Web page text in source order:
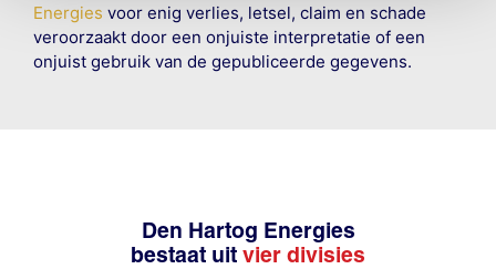
Energies voor enig verlies, letsel, claim en schade
veroorzaakt door een onjuiste interpretatie of een
onjuist gebruik van de gepubliceerde gegevens.
Den Hartog Energies
bestaat uit vier divisies